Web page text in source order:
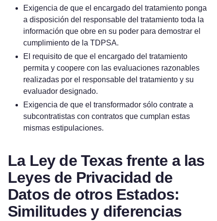
Exigencia de que el encargado del tratamiento ponga
a disposición del responsable del tratamiento toda la
información que obre en su poder para demostrar el
cumplimiento de la TDPSA.
El requisito de que el encargado del tratamiento
permita y coopere con las evaluaciones razonables
realizadas por el responsable del tratamiento y su
evaluador designado.
Exigencia de que el transformador sólo contrate a
subcontratistas con contratos que cumplan estas
mismas estipulaciones.
La Ley de Texas frente a las
Leyes de Privacidad de
Datos de otros Estados:
Similitudes y diferencias